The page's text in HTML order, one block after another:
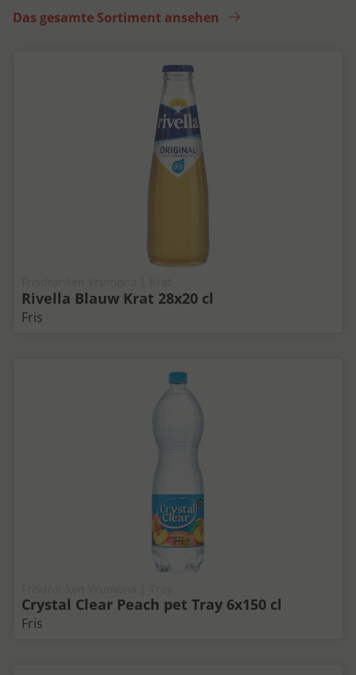
Das gesamte Sortiment ansehen
Rivella Blauw Krat 28x20 cl
Fris
Crystal Clear Peach pet Tray 6x150 cl
Fris